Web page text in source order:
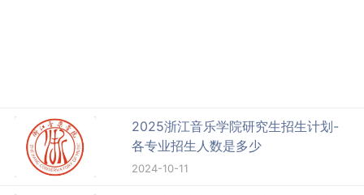
2025浙江音乐学院研究生招生计划-
各专业招生人数是多少
2024-10-11